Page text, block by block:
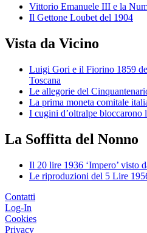
Vittorio Emanuele III e la
Il Gettone Loubet del 1904
Vista da Vicino
Luigi Gori e il Fiorino 1859
Toscana
Le allegorie del
La prima moneta comitale
I cugini d’oltralpe bloccarono
La Soffitta del Nonno
Il 20 lire 1936 ‘Impero’ visto
Le riproduzioni del 5 Lire
Contatti
Log-In
Cookies
Privacy